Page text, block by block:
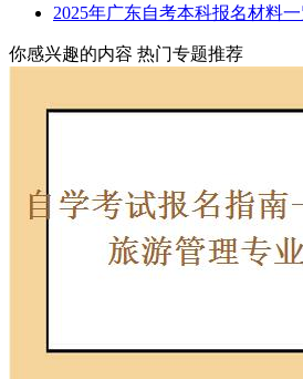
2025年广东自考本科报名材料
你感兴趣的内容 热门专题推荐